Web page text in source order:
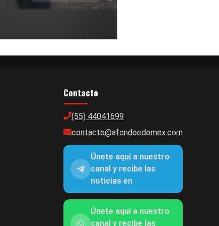
Contacto
(55) 44041699
contacto@afondoedomex.com
Únete aquí a nuestro
canal y recibe las
noticias en
Únete aquí a nuestro
canal y recibe las